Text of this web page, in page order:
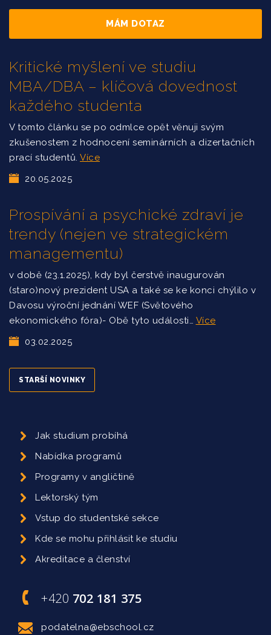
MÁM DOTAZ
Kritické myšlení ve studiu
MBA/DBA – klíčová dovednost
každého studenta
V tomto článku se po odmlce opět věnuji svým
zkušenostem z hodnocení seminárních a dizertačních
prací studentů. Více
20.05.2025
Prospívání a psychické zdraví je
trendy (nejen ve strategickém
managementu)
v době (23.1.2025), kdy byl čerstvě inaugurován
(staro)nový prezident USA a také se ke konci chýlilo v
Davosu výroční jednání WEF (Světového
ekonomického fóra)- Obě tyto události… Více
03.02.2025
STARŠÍ NOVINKY
Jak studium probíhá
Nabídka programů
Programy v angličtině
Lektorský tým
Vstup do studentské sekce
Kde se mohu přihlásit ke studiu
Akreditace a členství
+420 702 181 375
podatelna@ebschool.cz